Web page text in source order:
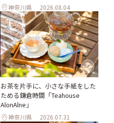
神奈川県 2026.08.04
お茶を片手に、小さな手紙をした
ためる鎌倉時間「Teahouse
AlonAlne」
神奈川県 2026.07.31